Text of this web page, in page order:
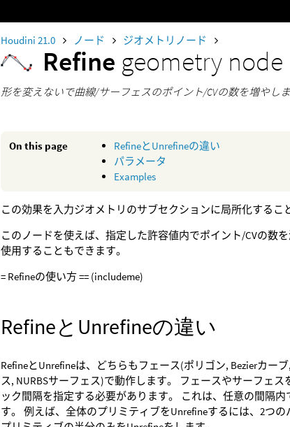
Houdini 21.0 ノード ジオメトリノード
Refine geometry node
形を変えないで曲線/サーフェスのポイント/CVの数を増やしま
On this page
RefineとUnrefineの違い
パラメータ
Examples
この効果を入力ジオメトリのサブセクションに局所化するこ
このノードを使えば、指定した許容値内でポイント/CVの数
使用することもできます。
= Refineの使い方 == (includeme)
RefineとUnrefineの違い
RefineとUnrefineは、どちらもフェース(ポリゴン, Bezierカー
ス, NURBSサーフェス)で動作します。 フェースやサーフェ
ック間隔を指定する必要があります。 これは、任意の間隔
す。 例えば、全体のプリミティブをUnrefineするには、2つ